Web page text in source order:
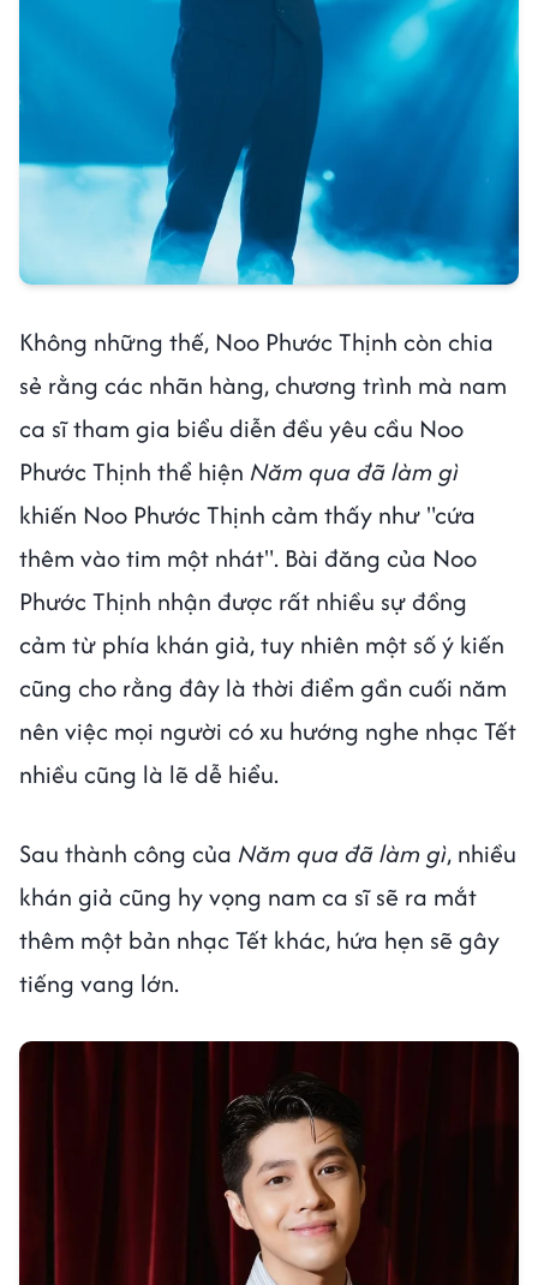
Không những thế, Noo Phước Thịnh còn chia
sẻ rằng các nhãn hàng, chương trình mà nam
ca sĩ tham gia biểu diễn đều yêu cầu Noo
Phước Thịnh thể hiện Năm qua đã làm gì
khiến Noo Phước Thịnh cảm thấy như "cứa
thêm vào tim một nhát". Bài đăng của Noo
Phước Thịnh nhận được rất nhiều sự đồng
cảm từ phía khán giả, tuy nhiên một số ý kiến
cũng cho rằng đây là thời điểm gần cuối năm
nên việc mọi người có xu hướng nghe nhạc Tết
nhiều cũng là lẽ dễ hiểu.
Sau thành công của Năm qua đã làm gì, nhiều
khán giả cũng hy vọng nam ca sĩ sẽ ra mắt
thêm một bản nhạc Tết khác, hứa hẹn sẽ gây
tiếng vang lớn.